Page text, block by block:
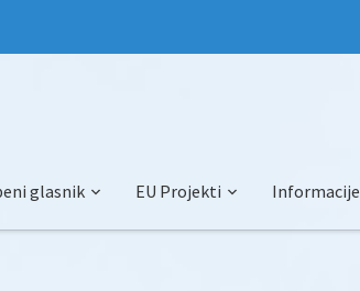
glasnik EU Projekti Informacije